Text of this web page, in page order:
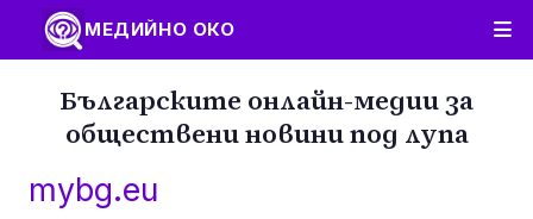
МЕДИЙНО ОКО
Българските онлайн-медии за
обществени новини под лупа
mybg.eu